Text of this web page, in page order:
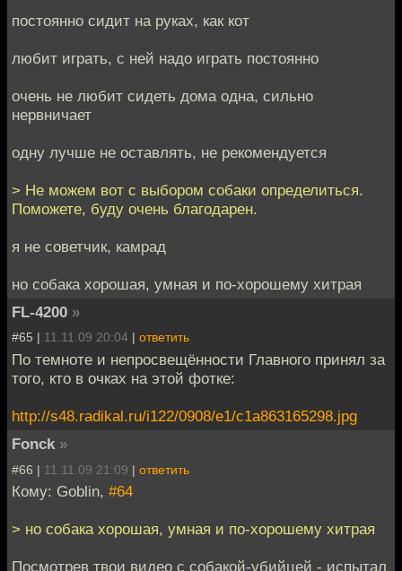
постоянно сидит на руках, как кот
любит играть, с ней надо играть постоянно
очень не любит сидеть дома одна, сильно
нервничает
одну лучше не оставлять, не рекомендуется
> Не можем вот с выбором собаки определиться.
Поможете, буду очень благодарен.
я не советчик, камрад
но собака хорошая, умная и по-хорошему хитрая
FL-4200 »
#65 | 11.11.09 20:04 | ответить
По темноте и непросвещённости Главного принял за
того, кто в очках на этой фотке:
http://s48.radikal.ru/i122/0908/e1/c1a863165298.jpg
Fonck »
#66 | 11.11.09 21:09 | ответить
Кому: Goblin, #64
> но собака хорошая, умная и по-хорошему хитрая
Посмотрев твои видео с собакой-убийцей - испытал